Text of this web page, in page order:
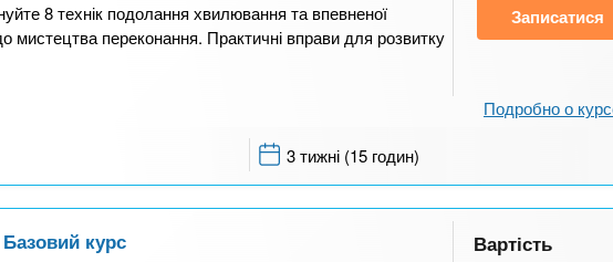
8 технік подолання хвилювання та впевненої
мистецтва переконання. Практичні вправи для розвитку
Записатися
Подробно о
3 тижні (15 годин)
курс Вартість